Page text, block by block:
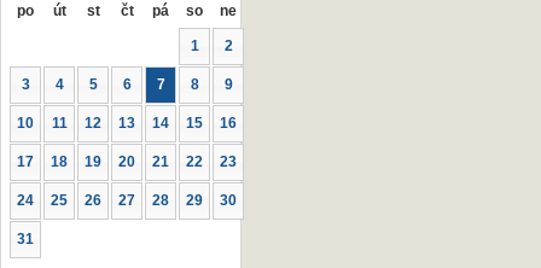
po út st čt pá so ne
1 2
3 4 5 6 7 8 9
10 11 12 13 14 15 16
17 18 19 20 21 22 23
24 25 26 27 28 29 30
31